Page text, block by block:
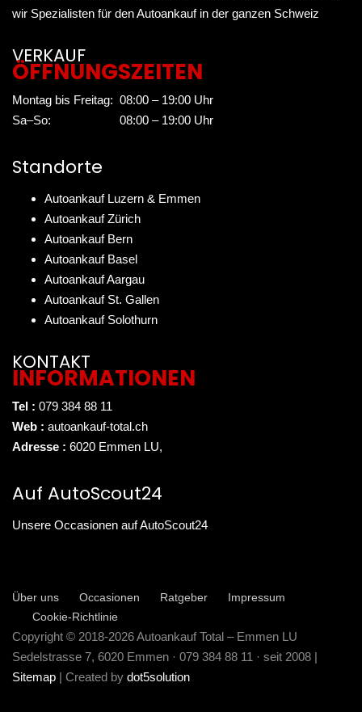
wir Spezialisten für den Autoankauf in der ganzen Schweiz
VERKAUF
ÖFFNUNGSZEITEN
Montag bis Freitag: 08:00 – 19:00 Uhr
Sa–So:
08:00 – 19:00 Uhr
Standorte
Autoankauf Luzern & Emmen
Autoankauf Zürich
Autoankauf Bern
Autoankauf Basel
Autoankauf Aargau
Autoankauf St. Gallen
Autoankauf Solothurn
KONTAKT
INFORMATIONEN
Tel : 079 384 88 11
Web : autoankauf-total.ch
Adresse : 6020 Emmen LU,
Auf AutoScout24
Unsere Occasionen auf AutoScout24
Über uns Occasionen Ratgeber
Impressum
Cookie-Richtlinie
Copyright © 2018-2026 Autoankauf Total – Emmen LU
Sedelstrasse 7, 6020 Emmen · 079 384 88 11 · seit 2008 |
Sitemap | Created by dot5solution